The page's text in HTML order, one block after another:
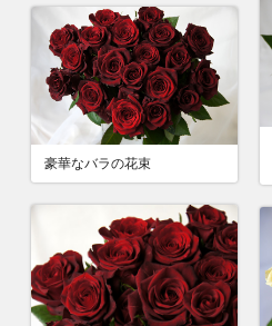
豪華なバラの花束